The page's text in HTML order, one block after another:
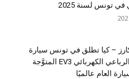
في تونس لسنة 2025
– كيا تطلق في تونس سيارة
الـدفع الرباعي الكهربائي EV3 المتوَّجة
العام عالميًا